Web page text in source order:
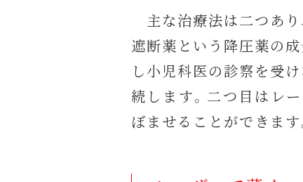
主な治療法は二つあり
遮断薬という降圧薬の
し小児科医の診察を受
続します。二つ目はレ
ぼませることができます